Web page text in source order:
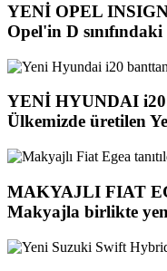
YENİ OPEL
Opel'in D
YENİ HYUNDAI
Ülkemizde üretilen
MAKYAJLI FIAT
Makyajla birlikte